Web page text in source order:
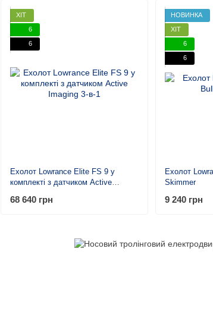
ХІТ
6
6
Ехолот Lowrance Elite FS 9 у
комплекті з датчиком Active
68 640 грн
НОВИНКА
ХІТ
6
6
Ехолот
Skimmer
9 240 грн